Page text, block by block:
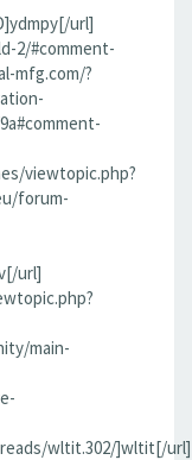
url]
2/#comment-
mfg.com/?
viewtopic.php?
forum-
url]
main-
wltit.302/]wltit[/url]